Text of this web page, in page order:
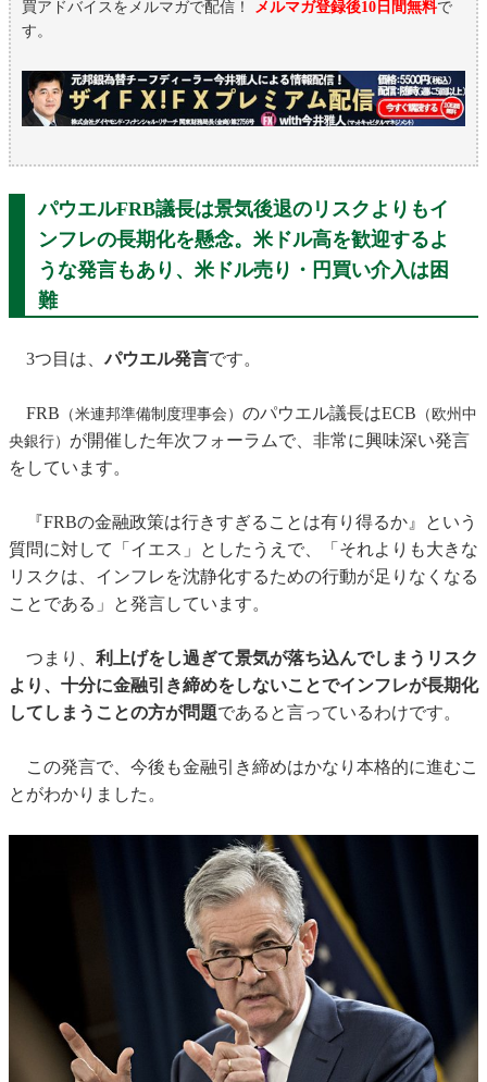
買アドバイスをメルマガで配信！ メルマガ登録後10日間無料で
す。
パウエルFRB議長は景気後退のリスクよりもイ
ンフレの長期化を懸念。米ドル高を歓迎するよ
うな発言もあり、米ドル売り・円買い介入は困
難
3つ目は、パウエル発言です。
FRB （米連邦準備制度理事会） のパウエル議長はECB （欧州中
央銀行） が開催した年次フォーラムで、非常に興味深い発言
をしています。
『FRBの金融政策は行きすぎることは有り得るか』という
質問に対して「イエス」としたうえで、「それよりも大きな
リスクは、インフレを沈静化するための行動が足りなくなる
ことである」と発言しています。
つまり、 利上げをし過ぎて景気が落ち込んでしまうリスク
より、十分に金融引き締めをしないことでインフレが長期化
してしまうことの方が問題であると言っているわけです。
この発言で、今後も金融引き締めはかなり本格的に進むこ
とがわかりました。